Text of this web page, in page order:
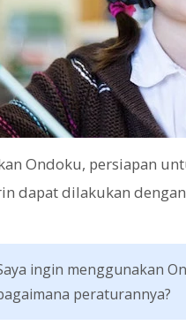
Ondoku, persiapan
dapat dilakukan
ingin menggunakan
peraturannya?